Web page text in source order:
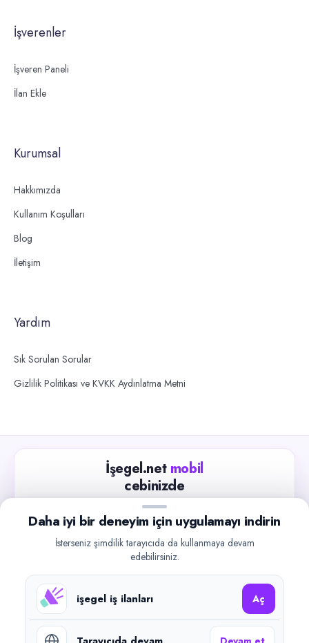
İşverenler
İşveren Paneli
İlan Ekle
Kurumsal
Hakkımızda
Kullanım Koşulları
Blog
İletişim
Yardım
Sık Sorulan Sorular
Gizlilik Politikası ve KVKK Aydınlatma Metni
İşegel.net mobil
cebinizde
Güncel iş ilanlarını takip edin, işverenlerle hızlıca
iletişime geçin.
Google Play
Daha iyi bir deneyim için uygulamayı indirin
İsterseniz şimdilik tarayıcıda da kullanmaya devam
edebilirsiniz.
işegel iş ilanları Aç